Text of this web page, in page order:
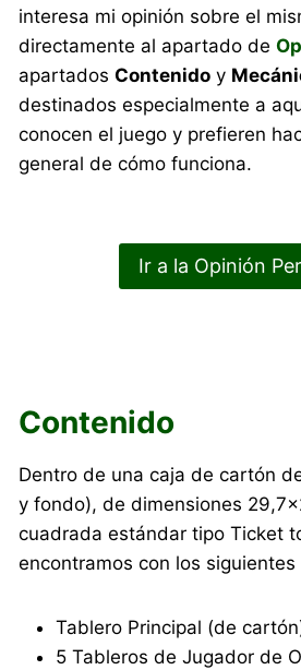
interesa mi opinión sobre el
directamente al apartado de
apartadosContenido y
destinados especialmente a
conocen el juego y prefieren
general de cómo funciona.
Ir a la Opinión
Contenido
Dentro de una caja de cartón
y fondo), de dimensiones
cuadrada estándar tipo Ticket
encontramos con los siguientes
Tablero Principal (de
5 Tableros de Jugador de